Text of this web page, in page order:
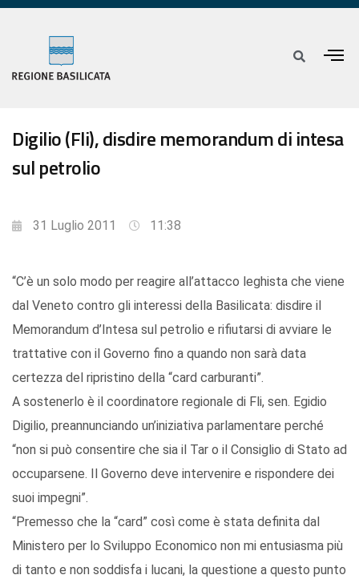
Digilio (Fli), disdire memorandum di intesa
sul petrolio
31 Luglio 2011 11:38
“C’è un solo modo per reagire all’attacco leghista che viene
dal Veneto contro gli interessi della Basilicata: disdire il
Memorandum d’Intesa sul petrolio e rifiutarsi di avviare le
trattative con il Governo fino a quando non sarà data
certezza del ripristino della “card carburanti”.
A sostenerlo è il coordinatore regionale di Fli, sen. Egidio
Digilio, preannunciando un’iniziativa parlamentare perché
“non si può consentire che sia il Tar o il Consiglio di Stato ad
occuparsene. Il Governo deve intervenire e rispondere dei
suoi impegni”.
“Premesso che la “card” così come è stata definita dal
Ministero per lo Sviluppo Economico non mi entusiasma più
di tanto e non soddisfa i lucani, la questione a questo punto